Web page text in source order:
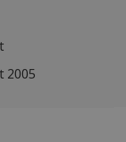
2005